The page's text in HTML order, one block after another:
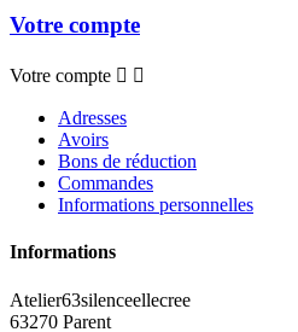
Votre compte
Votre compte  
Adresses
Avoirs
Bons de réduction
Commandes
Informations personnelles
Informations
Atelier63silenceellecree
63270 Parent